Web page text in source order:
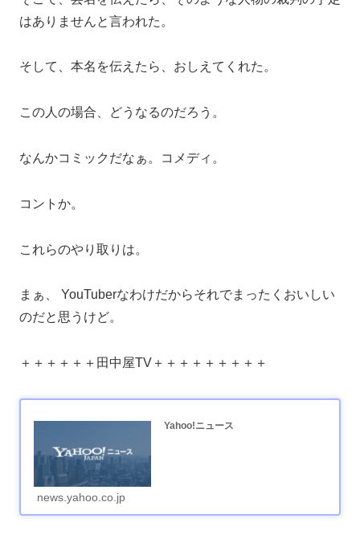
はありませんと言われた。
そして、本名を伝えたら、おしえてくれた。
この人の場合、どうなるのだろう。
なんかコミックだなぁ。コメディ。
コントか。
これらのやり取りは。
まぁ、 YouTuberなわけだからそれでまったくおいしい
のだと思うけど。
＋＋＋＋＋＋田中屋TV＋＋＋＋＋＋＋＋＋
Yahoo!ニュース
news.yahoo.co.jp